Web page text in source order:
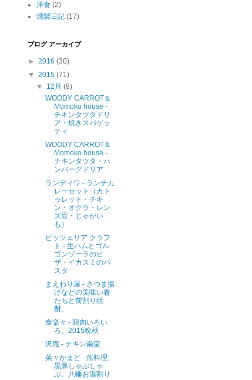
洋食 (2)
燻製日記 (17)
ブログ アーカイブ
► 2016 (30)
▼ 2015 (71)
▼ 12月(8)
WOODY CARROT＆
Momoko house -
チキンタツタドリ
ア・焼きスパゲッ
ティ
WOODY CARROT＆
Momoko house -
チキンタツタ・ハ
ンバーグドリア
ランディワ - ランチカ
レーセット（カト
ゥレット・チキ
ン・オクラ・レン
ズ豆・じゃがい
も）
ピッツェリア クラフ
ト - 生ハムとゴル
ゴンゾーラのピ
ザ・イカスミのパ
スタ
まえわり屋 - さつま揚
げなどの美味い肴
たちと前割り焼
酎。
食楽々 - 鶏肉いろい
ろ、2015晩秋
沢庵 - チキン南蛮
菜々かまど - 魚料理、
黒豚しゃぶしゃ
ぶ、八幡お湯割り